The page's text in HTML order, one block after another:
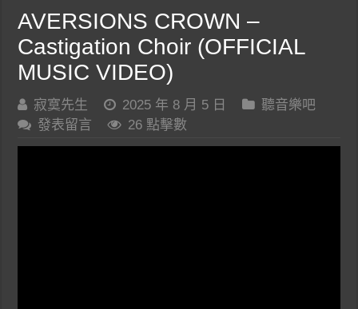
AVERSIONS CROWN –
Castigation Choir (OFFICIAL
MUSIC VIDEO)
寂寞先生 2025 年 8 月 5 日
聽音樂吧
發表留言
26 點擊數